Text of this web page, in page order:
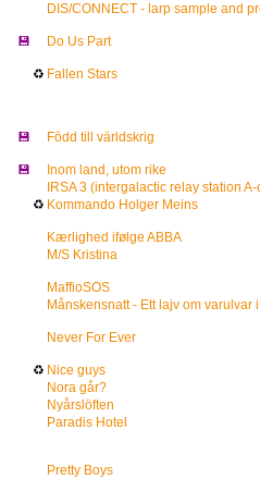
DIS/CONNECT - larp sample and
💾 Do Us Part
♻ Fallen Stars
💾 Född till världskrig
💾
Inom land, utom rike
IRSA 3 (intergalactic relay station
♻ Kommando Holger Meins
Kærlighed ifølge ABBA
M/S Kristina
MaffioSOS
Månskensnatt - Ett lajv om varulvar
Never For Ever
♻ Nice guys
Nora går?
Nyårslöften
Paradis Hotel
Pretty Boys